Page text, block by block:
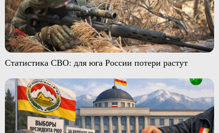
Статистика СВО: для юга России потери растут